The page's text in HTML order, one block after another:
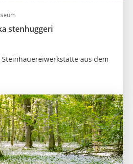
stenhuggeri
aus dem